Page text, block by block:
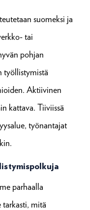
suomeksi ja
tai
pohjan
työllistymistä
Aktiivinen
kattava. Tiiviissä
työnantajat
parhaalla
mitä